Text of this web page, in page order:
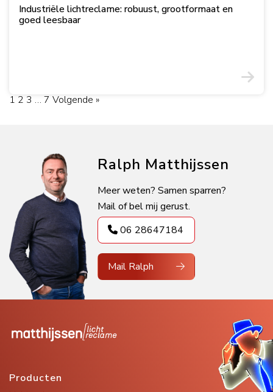
Industriële lichtreclame: robuust, grootformaat en
goed leesbaar
1 2 3 … 7 Volgende »
Ralph Matthijssen
Meer weten? Samen sparren?
Mail of bel mij gerust.
06 28647184
Mail Ralph
Producten